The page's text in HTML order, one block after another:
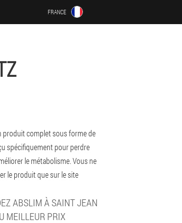
FRANCE
produit complet sous forme de
spécifiquement pour perdre
le métabolisme. Vous ne
le produit que sur le site
ABSLIM À SAINT JEAN
MEILLEUR PRIX